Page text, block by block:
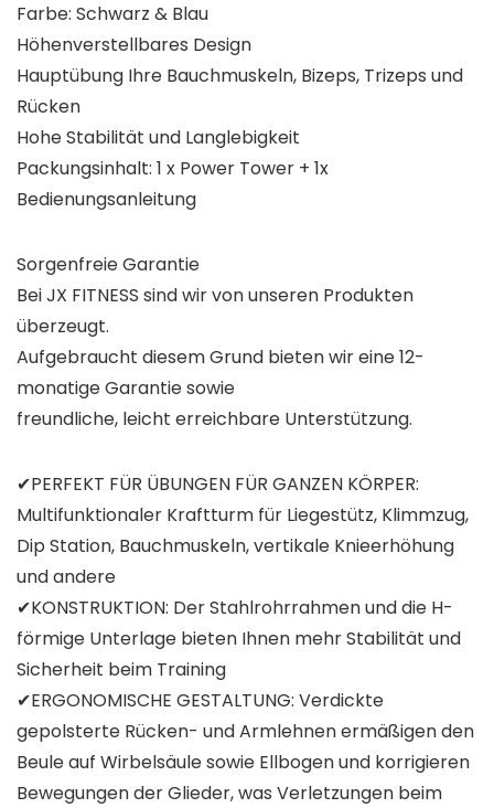
Farbe: Schwarz & Blau
Höhenverstellbares Design
Hauptübung Ihre Bauchmuskeln, Bizeps, Trizeps und
Rücken
Hohe Stabilität und Langlebigkeit
Packungsinhalt: 1 x Power Tower + 1x
Bedienungsanleitung
Sorgenfreie Garantie
Bei JX FITNESS sind wir von unseren Produkten
überzeugt.
Aufgebraucht diesem Grund bieten wir eine 12-
monatige Garantie sowie
freundliche, leicht erreichbare Unterstützung.
✔PERFEKT FÜR ÜBUNGEN FÜR GANZEN KÖRPER:
Multifunktionaler Kraftturm für Liegestütz, Klimmzug,
Dip Station, Bauchmuskeln, vertikale Knieerhöhung
und andere
✔KONSTRUKTION: Der Stahlrohrrahmen und die H-
förmige Unterlage bieten Ihnen mehr Stabilität und
Sicherheit beim Training
✔ERGONOMISCHE GESTALTUNG: Verdickte
gepolsterte Rücken- und Armlehnen ermäßigen den
Beule auf Wirbelsäule sowie Ellbogen und korrigieren
Bewegungen der Glieder, was Verletzungen beim